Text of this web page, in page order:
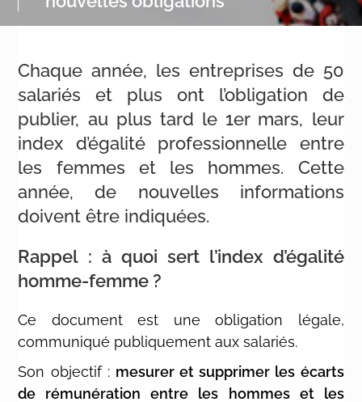
Chaque année, les entreprises de 50
salariés et plus ont l’obligation de
publier, au plus tard le 1er mars, leur
index d’égalité professionnelle entre
les femmes et les hommes. Cette
année, de nouvelles informations
doivent être indiquées.
Rappel : à quoi sert l’index d’égalité
homme-femme ?
Ce document est une obligation légale,
communiqué publiquement aux salariés.
Son objectif : mesurer et supprimer les écarts
de rémunération entre les hommes et les